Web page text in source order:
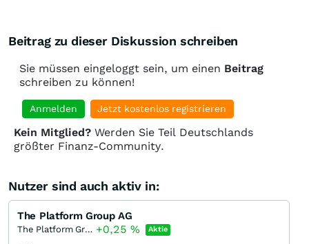
Beitrag zu dieser Diskussion schreiben
Sie müssen eingeloggt sein, um einen Beitrag
schreiben zu können!
Anmelden Jetzt kostenlos registrieren
Kein Mitglied? Werden Sie Teil Deutschlands
größter Finanz-Community.
Nutzer sind auch aktiv in:
The Platform Group AG
The Platform Group +0,25 % Aktie